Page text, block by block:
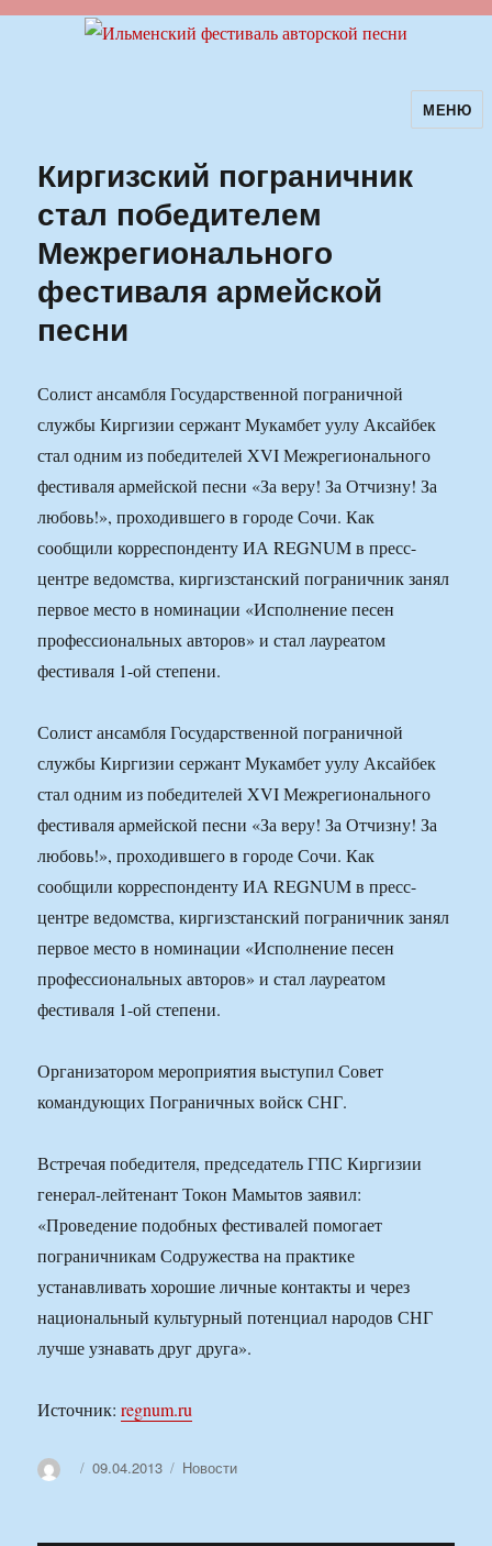
Ильменский фестиваль авторскойМЕНЮ
Киргизский пограничник
стал победителем
Межрегионального
фестиваля армейской
песни
Солист ансамбля Государственной пограничной
службы Киргизии сержант Мукамбет уулу Аксайбек
стал одним из победителей XVI Межрегионального
фестиваля армейской песни «За веру! За Отчизну! За
любовь!», проходившего в городе Сочи. Как
сообщили корреспонденту ИА REGNUM в пресс-
центре ведомства, киргизстанский пограничник занял
первое место в номинации «Исполнение песен
профессиональных авторов» и стал лауреатом
фестиваля 1-ой степени.
Солист ансамбля Государственной пограничной
службы Киргизии сержант Мукамбет уулу Аксайбек
стал одним из победителей XVI Межрегионального
фестиваля армейской песни «За веру! За Отчизну! За
любовь!», проходившего в городе Сочи. Как
сообщили корреспонденту ИА REGNUM в пресс-
центре ведомства, киргизстанский пограничник занял
первое место в номинации «Исполнение песен
профессиональных авторов» и стал лауреатом
фестиваля 1-ой степени.
Организатором мероприятия выступил Совет
командующих Пограничных войск СНГ.
Встречая победителя, председатель ГПС Киргизии
генерал-лейтенант Токон Мамытов заявил:
«Проведение подобных фестивалей помогает
пограничникам Содружества на практике
устанавливать хорошие личные контакты и через
национальный культурный потенциал народов СНГ
лучше узнавать друг друга».
Источник:regnum.ru
АвторОпубликовано
09.04.2013 Рубрики
Новости